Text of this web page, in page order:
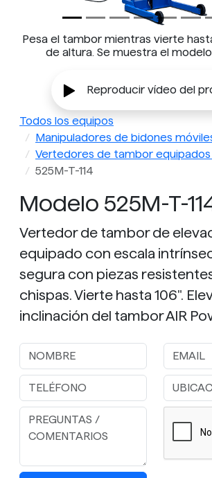
Pesa el tambor mientras vierte
de altura. Se muestra el modelo
Reproducir vídeo del
Todos los equipos
Manipuladores de bidones
Vertedores de tambor
525M-T-114
Modelo 525M-T-
Vertedor de tambor de
equipado con escala
segura con piezas
chispas. Vierte hasta 106".
inclinación del tambor AIR